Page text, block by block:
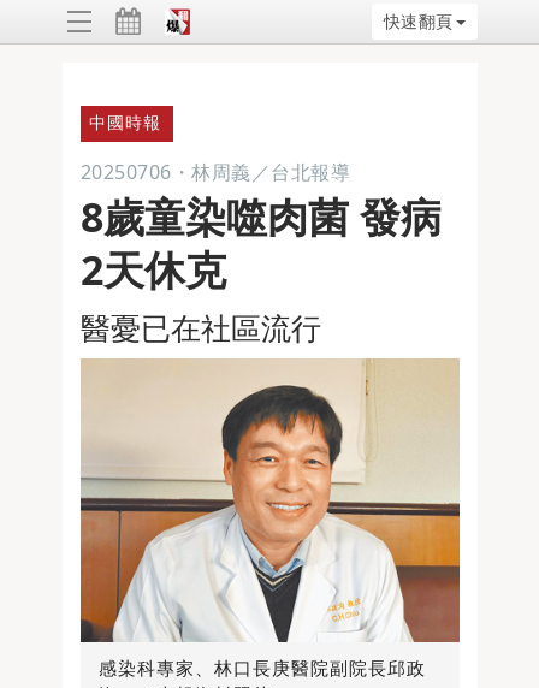
快速翻頁
中國時報
20250706 ・ 林周義／台北報導
8歲童染噬肉菌 發病
2天休克
醫憂已在社區流行
感染科專家、林口長庚醫院副院長邱政